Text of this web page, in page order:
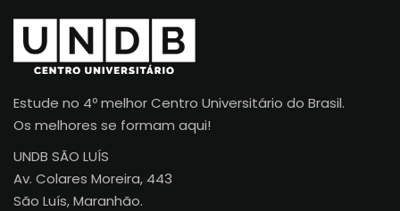
Estude no 4º melhor Centro Universitário do Brasil.
Os melhores se formam aqui!
UNDB SÃO LUÍS
Av. Colares Moreira, 443
São Luís, Maranhão.